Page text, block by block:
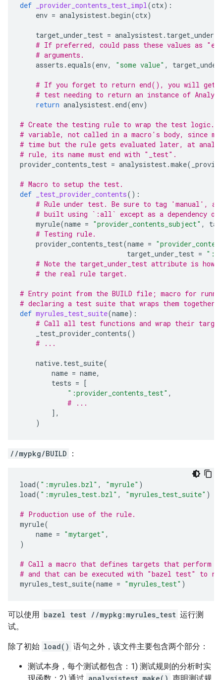
def _provider_contents_test_impl(ctx):
env = analysistest.begin(ctx)
target_under_test = analysistest.
# If preferred, could pass these values as
# arguments.
asserts . equals(env, "some value" ,
# If you forget to return end(), you will get
# test needing to return an instance of
return analysistest. end(env)
# Create the testing rule to wrap the test logic.
# variable, not called in a macro's body, since
# time but the rule gets evaluated later, at
# rule, its name must end with "_test".
provider_contents_test = analysistest.make(
# Macro to setup the test.
def
_test_provider_contents():
# Rule under test. Be sure to tag 'manual',
# built using `:all` except as a dependency
myrule(name = "provider_contents_subject" ,
# Testing rule.
provider_contents_test(name =
target_under_test =
# Note the target_under_test attribute is how
# the real rule target.
# Entry point from the BUILD file; macro for
# declaring a test suite that wraps them together.
def myrules_test_suite(name):
# Call all test functions and wrap their
_test_provider_contents()
# ...
native. test_suite(
name = name,
tests = [
":provider_contents_test" ,
# ...
],
)
//mypkg/BUILD ：
load( ":myrules.bzl" , "myrule" )
load( ":myrules_test.bzl" , "myrules_test_suite" )
# Production use of the rule.
myrule(
name = "mytarget" ,
)
# Call a macro that defines targets that perform
# and that can be executed with "bazel test" to
myrules_test_suite(name = "myrules_test" )
可以使用 bazel test //mypkg:myrules_test 运行测
试。
除了初始 load() 语句之外，该文件主要包含两个部分：
测试本身，每个测试都包含：1) 测试规则的分析时实